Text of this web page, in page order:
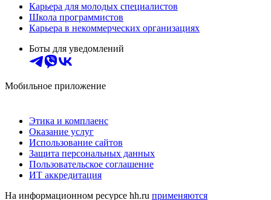
Карьера для молодых специалистов
Школа программистов
Карьера в некоммерческих организациях
Боты для уведомлений
Мобильное приложение
Этика и комплаенс
Оказание услуг
Использование сайтов
Защита персональных данных
Пользовательское соглашение
ИТ аккредитация
На информационном ресурсе hh.ru применяются